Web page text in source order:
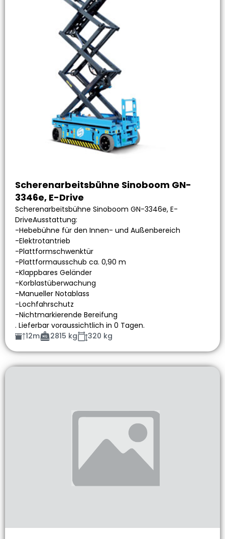
Scherenarbeitsbühne Sinoboom GN-
3346e, E-Drive
Scherenarbeitsbühne Sinoboom GN-3346e, E-
DriveAusstattung:
-Hebebühne für den Innen- und Außenbereich
-Elektrotantrieb
-Plattformschwenktür
-Plattformausschub ca. 0,90 m
-Klappbares Geländer
-Korblastüberwachung
-Manueller Notablass
-Lochfahrschutz
-Nichtmarkierende Bereifung
. Lieferbar voraussichtlich in 0 Tagen.
12m
2815 kg 320 kg